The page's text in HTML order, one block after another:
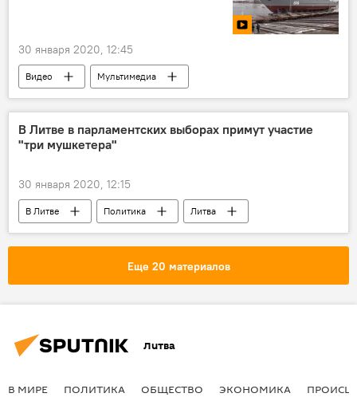
30 января 2020, 12:45
Видео
Мультимедиа
Санкт-Петербург
вооружение
В Литве в парламентских выборах примут участие
"три мушкетера"
30 января 2020, 12:15
В Литве Политика
Литва
политика
политик
Парламентские выборы в Литве – 2020
Еще 20 материалов
Литва
В МИРЕ ПОЛИТИКА ОБЩЕСТВО ЭКОНОМИКА